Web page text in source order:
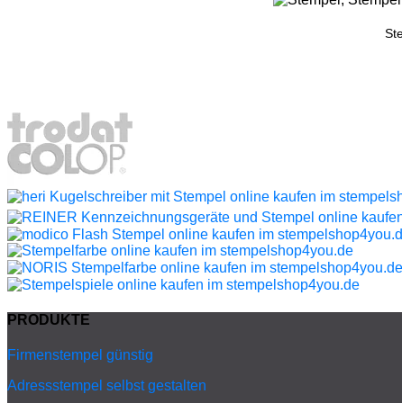
PRODUKTE
Firmenstempel günstig
Adressstempel selbst gestalten